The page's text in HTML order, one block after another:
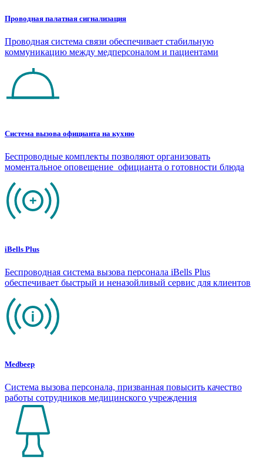
Проводная палатная сигнализация
Проводная система связи обеспечивает стабильную
коммуникацию между медперсоналом и пациентами
Система вызова официанта на кухню
Беспроводные комплекты позволяют организовать
моментальное оповещение официанта о готовности блюда
iBells Plus
Беспроводная система вызова персонала iBells Plus
обеспечивает быстрый и неназойливый сервис для клиентов
Medbeep
Система вызова персонала, призванная повысить качество
работы сотрудников медицинского учреждения